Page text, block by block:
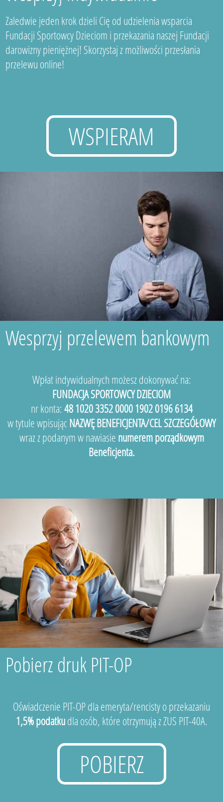
Zaledwie jeden krok dzieli Cię od udzielenia wsparcia
Fundacji Sportowcy Dzieciom i przekazania naszej Fundacji
darowizny pieniężnej! Skorzystaj z możliwości przesłania
przelewu online!
WSPIERAM
Wesprzyj przelewem bankowym
Wpłat indywidualnych możesz dokonywać na:
FUNDACJA SPORTOWCY DZIECIOM
nr konta: 48 1020 3352 0000 1902 0196 6134
w tytule wpisującNAZWĘ BENEFICJENTA/CEL SZCZEGÓŁOWY
wraz z podanym w nawiasie numerem porządkowym
Beneficjenta.
Pobierz druk PIT-OP
Oświadczenie PIT-OP dla emeryta/rencisty o przekazaniu
1,5% podatkudla osób, które otrzymują z ZUS PIT-40A.
POBIERZ